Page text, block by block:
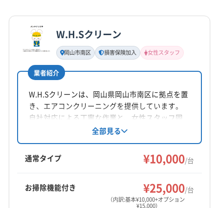
(香川県) 仲多度郡まんのう町
(香川県) 仲多度郡琴平町
(香川県) 仲多度郡多度津町
(香川県) 東かがわ市
(香川県) 木田郡三木町
公式HP
公式サイトを見る
基本情報
代表者名
所在地
岡山県井原市
対応地域
岡山市中区
岡山市南区
岡山市北区 笠岡市 玉野市
高梁市
新見市
真庭市 浅口市
倉敷市
加賀郡吉備中央町
久米郡美咲町
小田郡矢掛町
W.H.Sクリーン
岡山市南区 損害保険加入 女性スタッフ
業者紹介
W.H.Sクリーンは、岡山県岡山市南区に拠点を置
き、エアコンクリーニングを提供しています。
自社対応による丁寧な作業と、女性スタッフ同
行可能、損害保険加入済みで安心です。基本料
金10,000円からで、複数台割引やオプションサー
ビスも充実。月〜土曜日の8:00〜17:00に営業
し、日曜定休。地域密着で心で磨く丁寧なクリ
全部見る
通常タイプ ¥10,000/台
お掃除機能付き ¥25,000/台
（内訳:基本¥10,000+オプション
¥15,000）